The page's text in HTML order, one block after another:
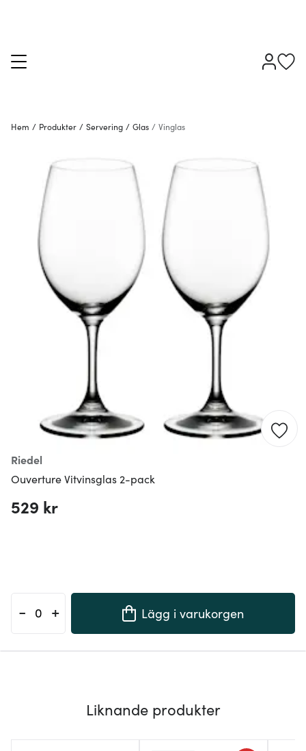
Hem / Produkter / Servering / Glas / Vinglas
Riedel
Ouverture Vitvinsglas 2-pack
529 kr
- + Lägg i varukorgen
Liknande produkter